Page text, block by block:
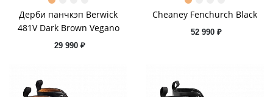
Дерби панчкэп Berwick
481V Dark Brown Vegano
29 990 ₽
Cheaney Fenchurch Black
52 990 ₽